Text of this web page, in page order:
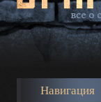
Навигация